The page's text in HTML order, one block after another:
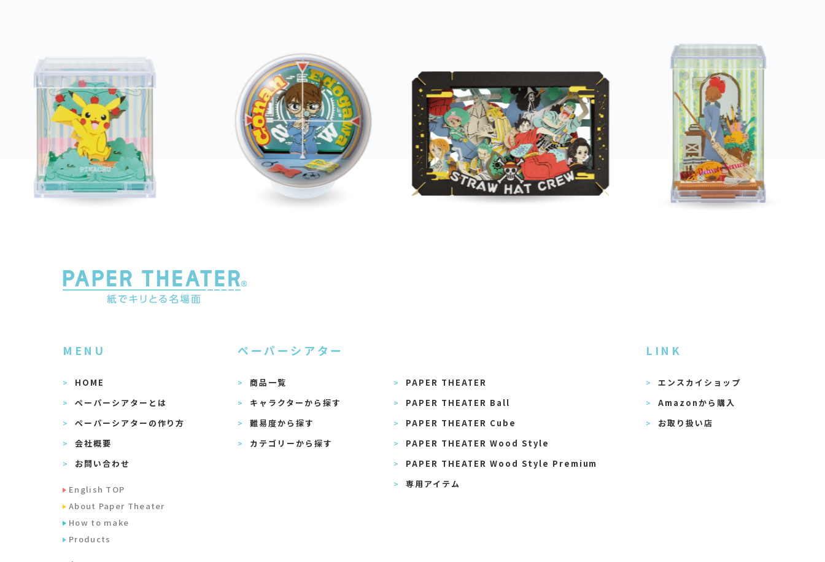
MENU
HOME
ペーパーシアターとは
ペーパーシアターの作り方
会社概要
お問い合わせ
English TOP
About Paper Theater
How to make
Products
ペーパーシアター
商品一覧
キャラクターから探す
難易度から探す
カテゴリーから探す
PAPER THEATER
PAPER THEATER Ball
PAPER THEATER Cube
PAPER THEATER Wood Style
PAPER THEATER Wood Style Premium
専用アイテム
LINK
エンスカイショップ
Amazonから購入
お取り扱い店